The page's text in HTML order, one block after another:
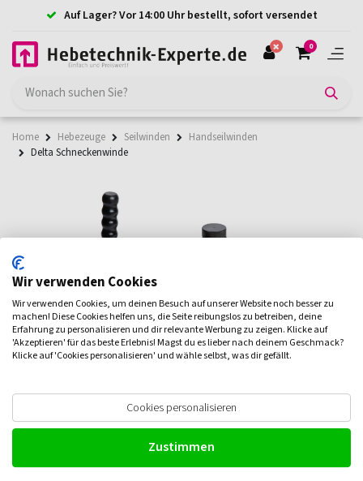
Auf Lager? Vor 14:00 Uhr bestellt, sofort versendet
0
Home Hebezeuge Seilwinden
Handseilwinden
Delta Schneckenwinde
Delta Schneckenwinde
Wir verwenden Cookies
Wir verwenden Cookies, um deinen Besuch auf unserer Website noch besser zu
machen! Diese Cookies helfen uns, die Seite reibungslos zu betreiben, deine
Erfahrung zu personalisieren und dir relevante Werbung zu zeigen. Klicke auf
'Akzeptieren' für das beste Erlebnis! Magst du es lieber nach deinem Geschmack?
Klicke auf 'Cookies personalisieren' und wähle selbst, was dir gefällt.
Cookies personalisieren
Zustimmen